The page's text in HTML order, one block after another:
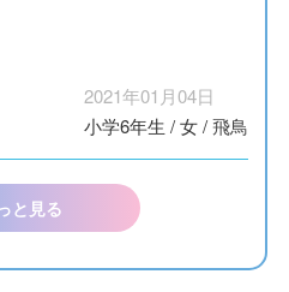
2021年01月04日
小学6年生 /女/飛鳥
と見る